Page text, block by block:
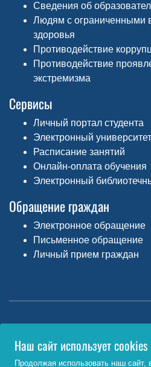
Сведения об
Людям с ограниченными
здоровья
Противодействие
Противодействие
экстремизма
Сервисы
Личный портал студента
Электронный университет
Расписание занятий
Онлайн-оплата обучения
Электронный
Обращение граждан
Электронное обращение
Письменное обращение
Личный прием граждан
Министерство науки и
http://www.minobrnauki.gov.ru/
Наш сайт использует cookies
Продолжая использовать наш сайт,